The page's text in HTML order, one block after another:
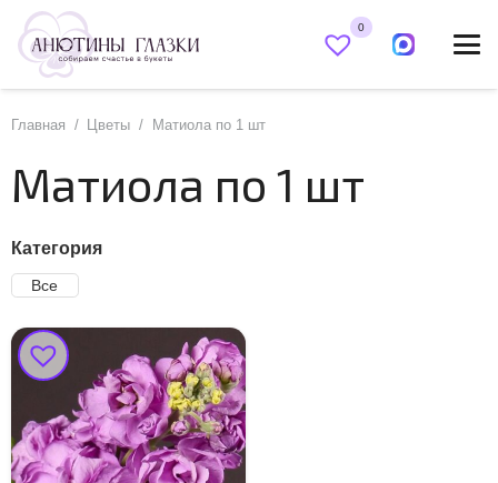
0
Главная / Цветы / Матиола по 1 шт
Матиола по 1 шт
Категория
Все